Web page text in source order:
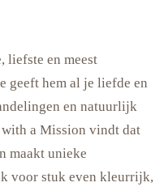
liefste en meest
geeft hem al je liefde en
en natuurlijk
with a Mission vindt dat
maakt unieke
voor stuk even kleurrijk,